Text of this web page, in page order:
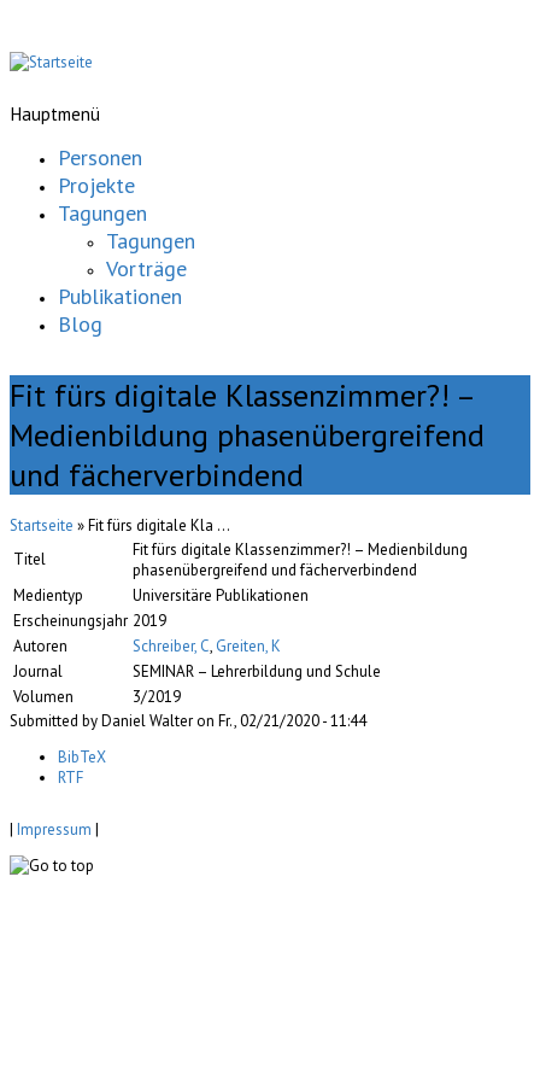
Hauptmenü
Personen
Projekte
Tagungen
Tagungen
Vorträge
Publikationen
Blog
Fit fürs digitale Klassenzimmer?! –
Medienbildung phasenübergreifend
und fächerverbindend
Startseite » Fit fürs digitale Kla ...
Titel
Fit fürs digitale Klassenzimmer?! – Medienbildung
phasenübergreifend und fächerverbindend
Medientyp
Universitäre Publikationen
Erscheinungsjahr 2019
Autoren
Schreiber, C, Greiten, K
Journal
SEMINAR – Lehrerbildung und Schule
Volumen
3/2019
Submitted by Daniel Walter on Fr., 02/21/2020 - 11:44
BibTeX
RTF
| Impressum |